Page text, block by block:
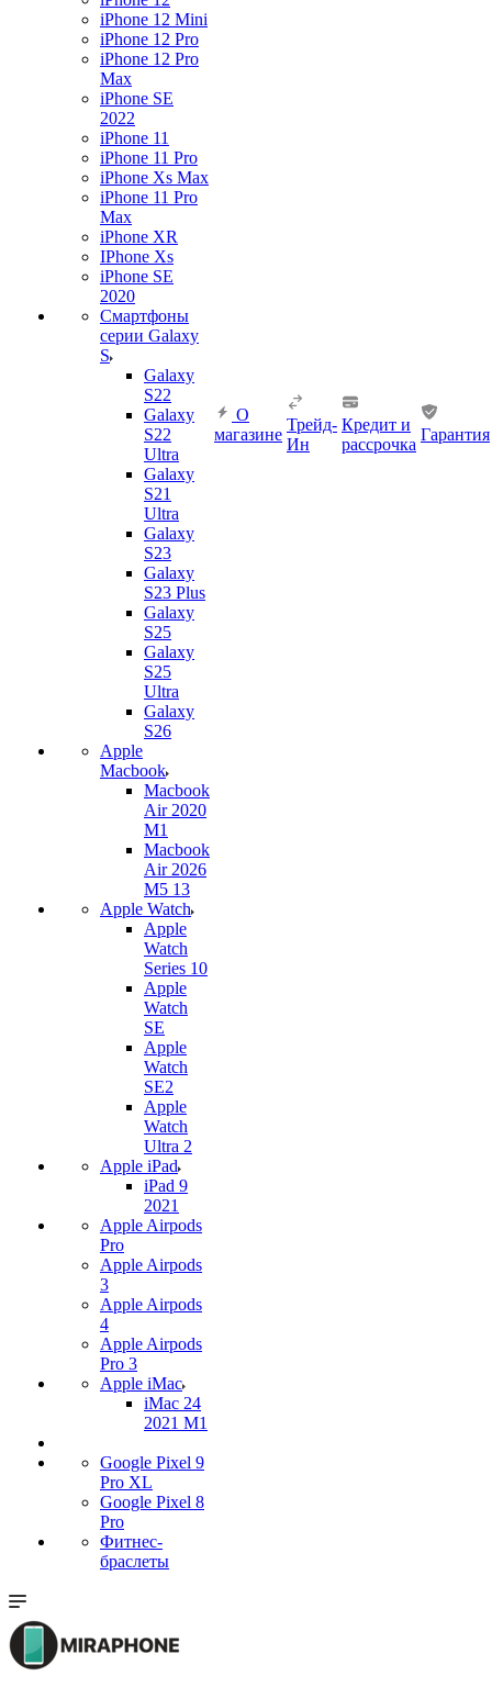
iPhone 12 Mini
iPhone 12 Pro
iPhone 12 Pro
Max
iPhone SE
2022
iPhone 11
iPhone 11 Pro
iPhone Xs Max
iPhone 11 Pro
Max
iPhone XR
IPhone Xs
iPhone SE
2020
Смартфоны
серии Galaxy
S
Galaxy
S22
Galaxy
S22
Ultra
Galaxy
S21
Ultra
Galaxy
S23
Galaxy
S23 Plus
Galaxy
S25
Galaxy
S25
Ultra
Galaxy
S26
Apple
Macbook
Macbook
Air 2020
M1
Macbook
Air 2026
M5 13
Apple Watch
Apple
Watch
Series 10
Apple
Watch
SE
Apple
Watch
SE2
Apple
Watch
Ultra 2
Apple iPad
iPad 9
2021
Apple Airpods
Pro
Apple Airpods
3
Apple Airpods
4
Apple Airpods
Pro 3
Apple iMac
iMac 24
2021 M1
Google Pixel 9
Pro XL
Google Pixel 8
Pro
Фитнес-
браслеты
О
магазине
Трейд-
Ин
Кредит и
рассрочка
Гарантия